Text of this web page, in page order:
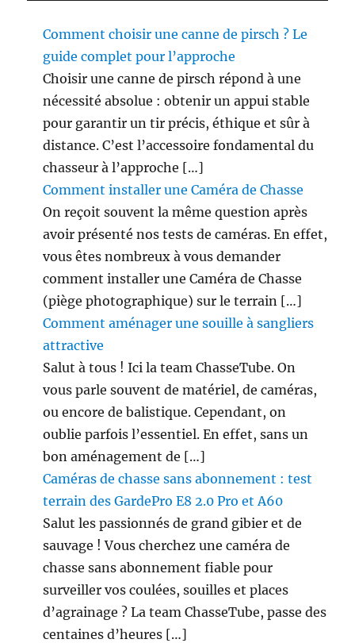
Comment choisir une canne de pirsch ? Le
guide complet pour l’approche
Choisir une canne de pirsch répond à une
nécessité absolue : obtenir un appui stable
pour garantir un tir précis, éthique et sûr à
distance. C’est l’accessoire fondamental du
chasseur à l’approche […]
Comment installer une Caméra de Chasse
On reçoit souvent la même question après
avoir présenté nos tests de caméras. En effet,
vous êtes nombreux à vous demander
comment installer une Caméra de Chasse
(piège photographique) sur le terrain […]
Comment aménager une souille à sangliers
attractive
Salut à tous ! Ici la team ChasseTube. On
vous parle souvent de matériel, de caméras,
ou encore de balistique. Cependant, on
oublie parfois l’essentiel. En effet, sans un
bon aménagement de […]
Caméras de chasse sans abonnement : test
terrain des GardePro E8 2.0 Pro et A60
Salut les passionnés de grand gibier et de
sauvage ! Vous cherchez une caméra de
chasse sans abonnement fiable pour
surveiller vos coulées, souilles et places
d’agrainage ? La team ChasseTube, passe des
centaines d’heures […]